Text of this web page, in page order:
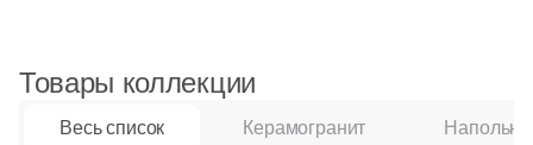
Товары коллекции
Весь список Керамогранит